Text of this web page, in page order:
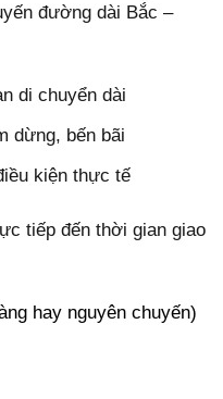
đường dài Bắc –
di chuyển dài
dừng, bến bãi
kiện thực tế
tiếp đến thời gian giao
hay nguyên chuyến)